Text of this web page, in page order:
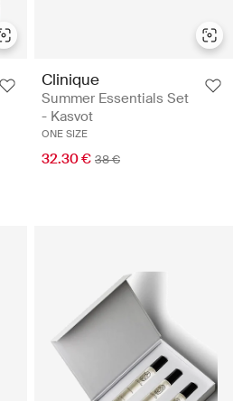
Clinique
Summer Essentials Set
- Kasvot
ONE SIZE
32.30 € 38 €